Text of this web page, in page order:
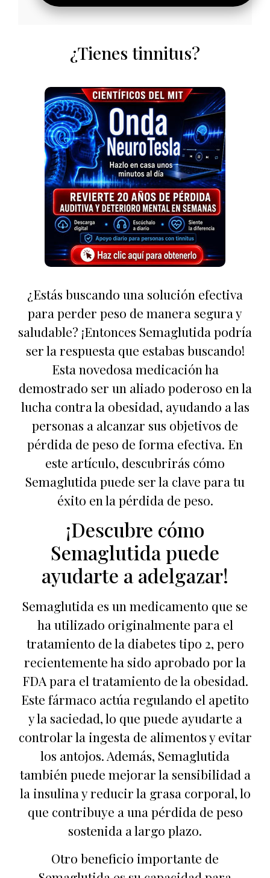
¿Tienes tinnitus?
¿Estás buscando una solución efectiva
para perder peso de manera segura y
saludable? ¡Entonces Semaglutida podría
ser la respuesta que estabas buscando!
Esta novedosa medicación ha
demostrado ser un aliado poderoso en la
lucha contra la obesidad, ayudando a las
personas a alcanzar sus objetivos de
pérdida de peso de forma efectiva. En
este artículo, descubrirás cómo
Semaglutida puede ser la clave para tu
éxito en la pérdida de peso.
¡Descubre cómo
Semaglutida puede
ayudarte a adelgazar!
Semaglutida es un medicamento que se
ha utilizado originalmente para el
tratamiento de la diabetes tipo 2, pero
recientemente ha sido aprobado por la
FDA para el tratamiento de la obesidad.
Este fármaco actúa regulando el apetito
y la saciedad, lo que puede ayudarte a
controlar la ingesta de alimentos y evitar
los antojos. Además, Semaglutida
también puede mejorar la sensibilidad a
la insulina y reducir la grasa corporal, lo
que contribuye a una pérdida de peso
sostenida a largo plazo.
Otro beneficio importante de